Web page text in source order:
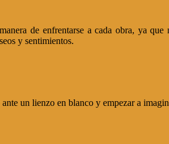
de enfrentarse a cada obra, ya
y sentimientos.
un lienzo en blanco y empezar a